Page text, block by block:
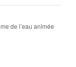
de l’eau animée